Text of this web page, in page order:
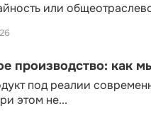
или
производство: как
под реалии
этом не...